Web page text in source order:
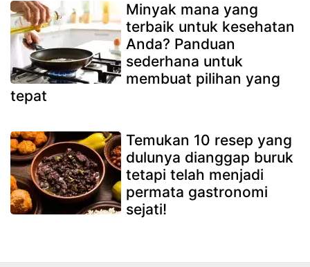
Minyak mana yang
terbaik untuk kesehatan
Anda? Panduan
sederhana untuk
membuat pilihan yang
tepat
Temukan 10 resep yang
dulunya dianggap buruk
tetapi telah menjadi
permata gastronomi
sejati!